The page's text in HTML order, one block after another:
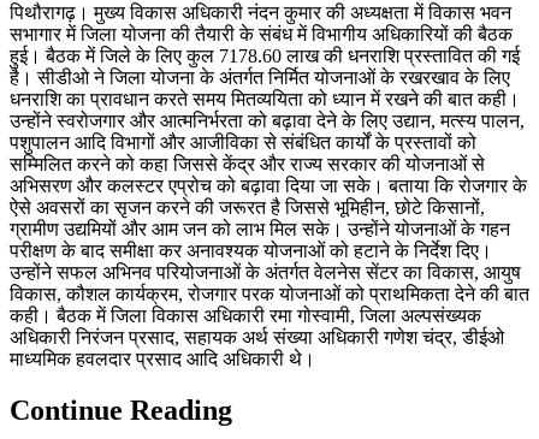
पिथौरागढ़। मुख्य विकास अधिकारी नंदन कुमार की अध्यक्षता में विकास भवन
सभागार में जिला योजना की तैयारी के संबंध में विभागीय अधिकारियों की बैठक
हुई। बैठक में जिले के लिए कुल 7178.60 लाख की धनराशि प्रस्तावित की गई
है। सीडीओ ने जिला योजना के अंतर्गत निर्मित योजनाओं के रखरखाव के लिए
धनराशि का प्रावधान करते समय मितव्ययिता को ध्यान में रखने की बात कही।
उन्होंने स्वरोजगार और आत्मनिर्भरता को बढ़ावा देने के लिए उद्यान, मत्स्य पालन,
पशुपालन आदि विभागों और आजीविका से संबंधित कार्यों के प्रस्तावों को
सम्मिलित करने को कहा जिससे केंद्र और राज्य सरकार की योजनाओं से
अभिसरण और कलस्टर एप्रोच को बढ़ावा दिया जा सके। बताया कि रोजगार के
ऐसे अवसरों का सृजन करने की जरूरत है जिससे भूमिहीन, छोटे किसानों,
ग्रामीण उद्यमियों और आम जन को लाभ मिल सके। उन्होंने योजनाओं के गहन
परीक्षण के बाद समीक्षा कर अनावश्यक योजनाओं को हटाने के निर्देश दिए।
उन्होंने सफल अभिनव परियोजनाओं के अंतर्गत वेलनेस सेंटर का विकास, आयुष
विकास, कौशल कार्यक्रम, रोजगार परक योजनाओं को प्राथमिकता देने की बात
कही। बैठक में जिला विकास अधिकारी रमा गोस्वामी, जिला अल्पसंख्यक
अधिकारी निरंजन प्रसाद, सहायक अर्थ संख्या अधिकारी गणेश चंद्र, डीईओ
माध्यमिक हवलदार प्रसाद आदि अधिकारी थे।
Continue Reading